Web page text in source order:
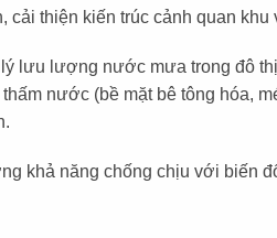
cải thiện kiến trúc cảnh quan khu
lưu lượng nước mưa trong đô
nước (bề mặt bê tông hóa,
khả năng chống chịu với biến